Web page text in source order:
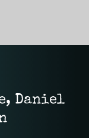
Daniel